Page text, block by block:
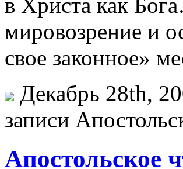
в Христа как
мировозрение и
свое законное»
Декабрь 28th,
записи
Апостольское